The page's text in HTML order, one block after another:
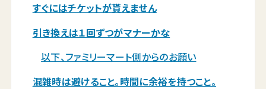
すぐにはチケットが貰えません
引き換えは１回ずつがマナーかな
以下、ファミリーマート側からのお願い
混雑時は避けること。時間に余裕を持つこと。